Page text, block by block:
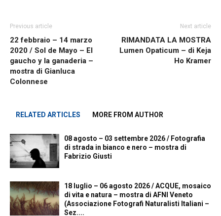
Previous article
22 febbraio – 14 marzo
2020 / Sol de Mayo – El
gaucho y la ganaderia –
mostra di Gianluca
Colonnese
Next article
RIMANDATA LA MOSTRA
Lumen Opaticum – di Keja
Ho Kramer
RELATED ARTICLES MORE FROM AUTHOR
08 agosto – 03 settembre 2026 / Fotografia
di strada in bianco e nero – mostra di
Fabrizio Giusti
18 luglio – 06 agosto 2026 / ACQUE, mosaico
di vita e natura – mostra di AFNI Veneto
(Associazione Fotografi Naturalisti Italiani –
Sez....